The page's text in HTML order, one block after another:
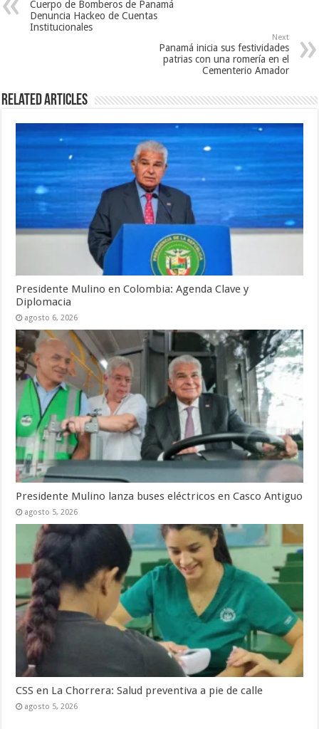
Cuerpo de Bomberos de Panamá
Denuncia Hackeo de Cuentas
Institucionales
Next
Panamá inicia sus festividades
patrias con una romería en el
Cementerio Amador
Related Articles
Presidente Mulino en Colombia: Agenda Clave y
Diplomacia
agosto 6, 2026
Presidente Mulino lanza buses eléctricos en Casco Antiguo
agosto 5, 2026
CSS en La Chorrera: Salud preventiva a pie de calle
agosto 5, 2026